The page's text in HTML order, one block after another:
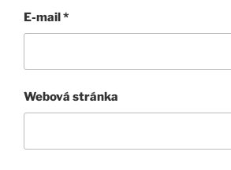
E-mail*
Webová stránka